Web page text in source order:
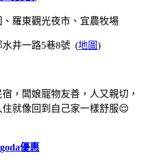
羅東觀光夜市、宜農牧場
水井一路5巷8號 (地圖)
宿，闆娘寵物友善，人又親切，
就像回到自己家一樣舒服😌
優惠